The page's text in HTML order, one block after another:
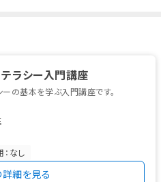
ラシー入門講座
ーの基本を学ぶ入門講座です。
なし
細を見る